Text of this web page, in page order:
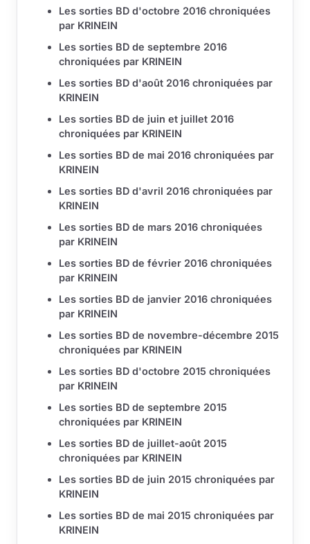
Les sorties BD d'octobre 2016 chroniquées
par KRINEIN
Les sorties BD de septembre 2016
chroniquées par KRINEIN
Les sorties BD d'août 2016 chroniquées par
KRINEIN
Les sorties BD de juin et juillet 2016
chroniquées par KRINEIN
Les sorties BD de mai 2016 chroniquées par
KRINEIN
Les sorties BD d'avril 2016 chroniquées par
KRINEIN
Les sorties BD de mars 2016 chroniquées
par KRINEIN
Les sorties BD de février 2016 chroniquées
par KRINEIN
Les sorties BD de janvier 2016 chroniquées
par KRINEIN
Les sorties BD de novembre-décembre 2015
chroniquées par KRINEIN
Les sorties BD d'octobre 2015 chroniquées
par KRINEIN
Les sorties BD de septembre 2015
chroniquées par KRINEIN
Les sorties BD de juillet-août 2015
chroniquées par KRINEIN
Les sorties BD de juin 2015 chroniquées par
KRINEIN
Les sorties BD de mai 2015 chroniquées par
KRINEIN